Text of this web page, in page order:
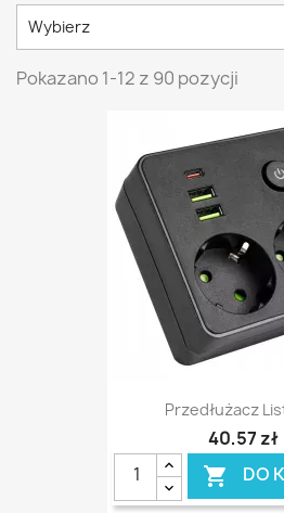
Wybierz
Pokazano 1-12 z 90 pozycji
Przedłużacz
40,57 zł
 DO